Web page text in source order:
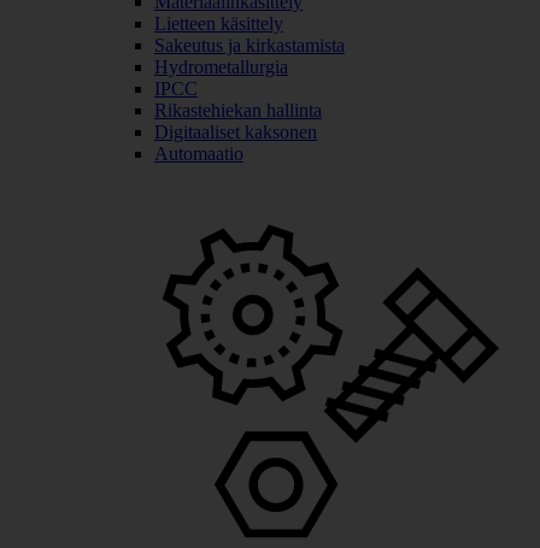
Lietteen käsittely
Sakeutus ja kirkastamista
Hydrometallurgia
IPCC
Rikastehiekan hallinta
Digitaaliset kaksonen
Automaatio